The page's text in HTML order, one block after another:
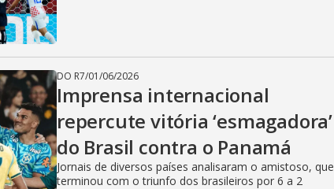
DO R7/01/06/2026
Imprensa internacional
repercute vitória ‘esmagadora’
do Brasil contra o Panamá
Jornais de diversos países analisaram o amistoso, que
terminou com o triunfo dos brasileiros por 6 a 2